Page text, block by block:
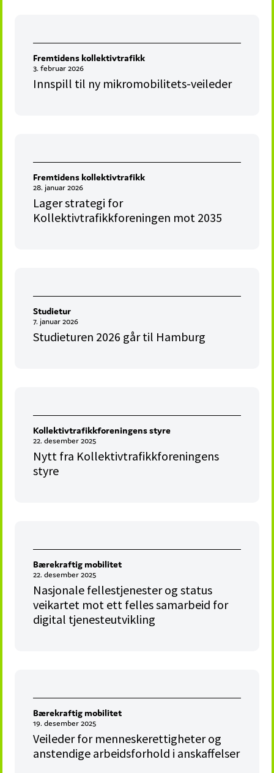
Fremtidens kollektivtrafikk
3. februar 2026
Innspill til ny mikromobilitets-veileder
Fremtidens kollektivtrafikk
28. januar 2026
Lager strategi for
Kollektivtrafikkforeningen mot 2035
Studietur
7. januar 2026
Studieturen 2026 går til Hamburg
Kollektivtrafikkforeningens styre
22. desember 2025
Nytt fra Kollektivtrafikkforeningens
styre
Bærekraftig mobilitet
22. desember 2025
Nasjonale fellestjenester og status
veikartet mot ett felles samarbeid for
digital tjenesteutvikling
Bærekraftig mobilitet
19. desember 2025
Veileder for menneskerettigheter og
anstendige arbeidsforhold i anskaffelser